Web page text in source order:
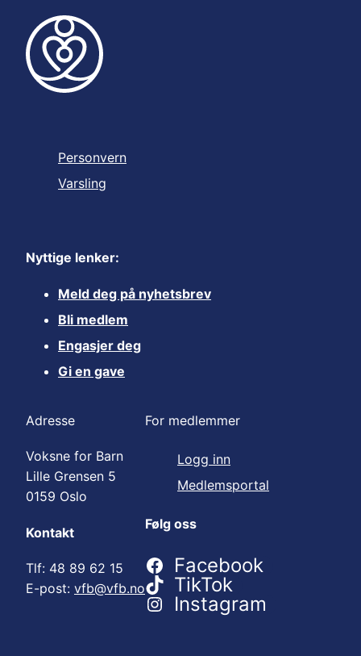
Personvern
Varsling
Nyttige lenker:
Meld deg på nyhetsbrev
Bli medlem
Engasjer deg
Gi en gave
Adresse
Voksne for Barn
Lille Grensen 5
0159 Oslo
Kontakt
Tlf: 48 89 62 15
E-post: vfb@vfb.no
For medlemmer
Logg inn
Medlemsportal
Følg oss
Facebook
TikTok
Instagram